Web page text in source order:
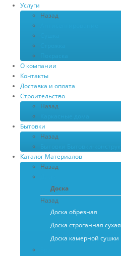
Услуги
Назад
О компании
Контакты
Доставка и оплата
Строительство
Назад
Бытовки
Назад
Каталог Материалов
Назад
Доска
Назад
Доска обрезная
Доска строганная сухая
Доска камерной сушки